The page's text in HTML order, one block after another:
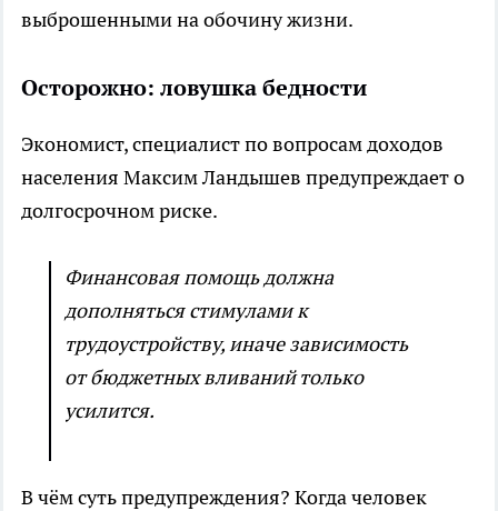
выброшенными на обочину жизни.
Осторожно: ловушка бедности
Экономист, специалист по вопросам доходов
населения Максим Ландышев предупреждает о
долгосрочном риске.
Финансовая помощь должна
дополняться стимулами к
трудоустройству, иначе зависимость
от бюджетных вливаний только
усилится.
В чём суть предупреждения? Когда человек